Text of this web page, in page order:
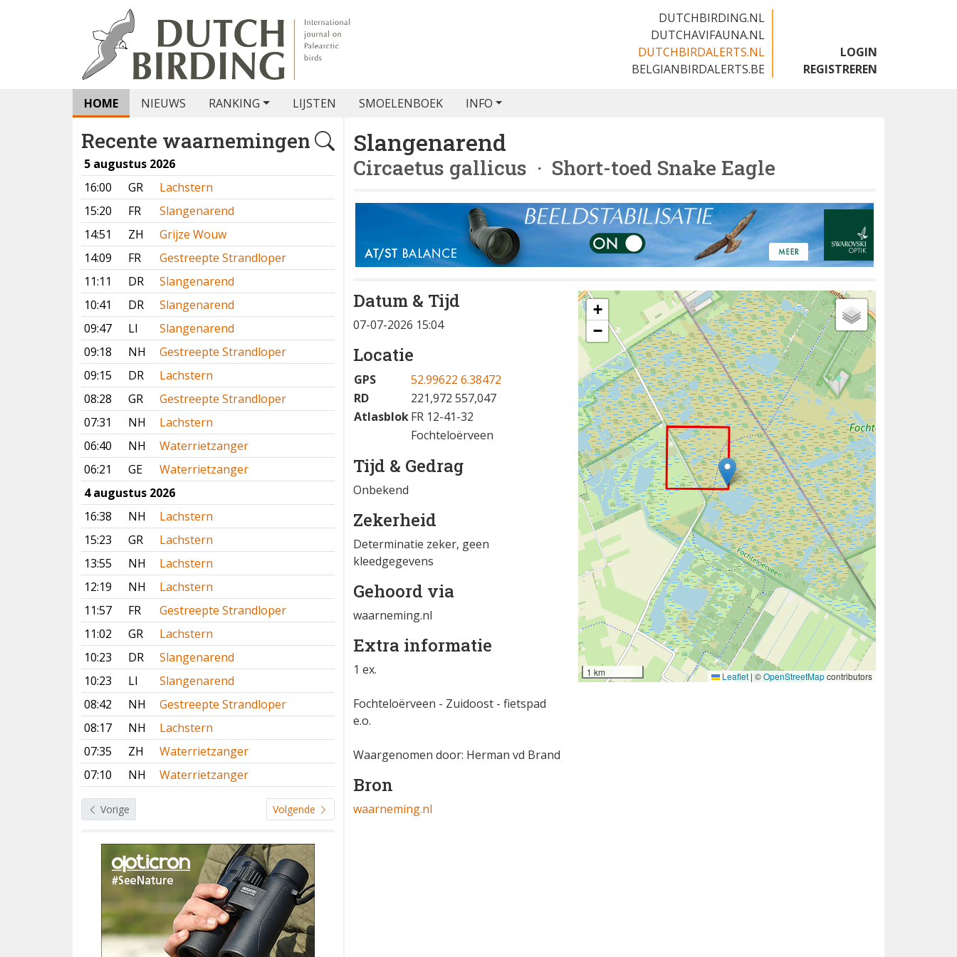
DUTCHBIRDING.NL
DUTCHAVIFAUNA.NL
DUTCHBIRDALERTS.NL
BELGIANBIRDALERTS.BE
LOGIN
REGISTREREN
HOME NIEUWS RANKING LIJSTEN SMOELENBOEK INFO
Recente waarnemingen
5 augustus 2026
16:00
GR
Lachstern
15:20
FR
Slangenarend
14:51
ZH
Grijze Wouw
14:09
FR
Gestreepte Strandloper
11:11
DR
Slangenarend
10:41
DR
Slangenarend
09:47
LI
Slangenarend
09:18
NH
Gestreepte Strandloper
09:15
DR
Lachstern
08:28
GR
Gestreepte Strandloper
07:31
NH
Lachstern
06:40
NH
Waterrietzanger
06:21
GE
Waterrietzanger
4 augustus 2026
16:38
NH
Lachstern
15:23
GR
Lachstern
13:55
NH
Lachstern
12:19
NH
Lachstern
11:57
FR
Gestreepte Strandloper
11:02
GR
Lachstern
10:23
DR
Slangenarend
10:23
LI
Slangenarend
08:42
NH
Gestreepte Strandloper
08:17
NH
Lachstern
07:35
ZH
Waterrietzanger
07:10
NH Waterrietzanger
Vorige Volgende
Slangenarend
Circaetus gallicus · Short-toed Snake Eagle
Datum & Tijd
07-07-2026 15:04
Locatie
GPS
52.99622 6.38472
RD
221,972 557,047
AtlasblokFR 12-41-32
Fochteloërveen
Tijd & Gedrag
Onbekend
Zekerheid
Determinatie zeker, geen
kleedgegevens
Gehoord via
waarneming.nl
Extra informatie
1 ex.
Fochteloërveen - Zuidoost - fietspad
e.o.
Waargenomen door: Herman vd Brand
Bron
waarneming.nl
+
−
1 km Leaflet | ©OpenStreetMapcontributors